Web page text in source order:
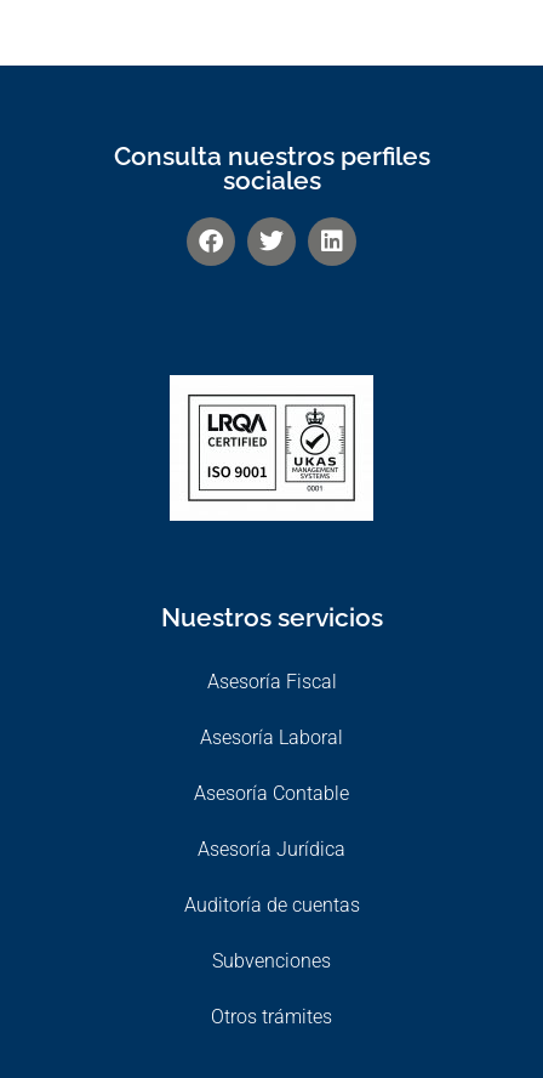
Consulta nuestros perfiles
sociales
Nuestros servicios
Asesoría Fiscal
Asesoría Laboral
Asesoría Contable
Asesoría Jurídica
Auditoría de cuentas
Subvenciones
Otros trámites